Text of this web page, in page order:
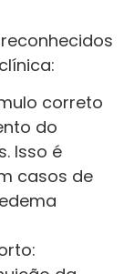
correto
do
Isso é
casos de